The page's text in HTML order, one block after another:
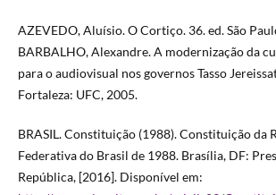
AZEVEDO, Aluísio. O Cortiço. 36. ed. São
BARBALHO, Alexandre. A modernização da
para o audiovisual nos governos Tasso
Fortaleza: UFC, 2005.
BRASIL. Constituição (1988). Constituição da
Federativa do Brasil de 1988. Brasília, DF:
República, [2016]. Disponível em: